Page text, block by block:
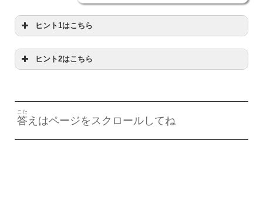
ヒント1はこちら
ヒント2はこちら
答
こた
えはページをスクロールしてね